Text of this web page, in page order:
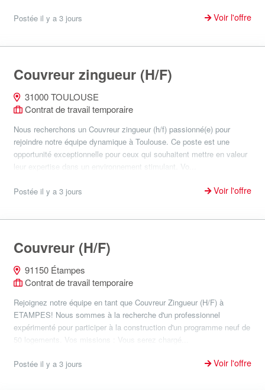
Postée il y a 3 jours Voir l'offre
Couvreur zingueur (H/F)
31000 TOULOUSE
Contrat de travail temporaire
Nous recherchons un Couvreur zingueur (h/f) passionné(e) pour
rejoindre notre équipe dynamique à Toulouse. Ce poste est une
opportunité exceptionnelle pour ceux qui souhaitent mettre en valeur
leur expertise dans un environnement stimulant. Vo...
Postée il y a 3 jours Voir l'offre
Couvreur (H/F)
91150 Étampes
Contrat de travail temporaire
Rejoignez notre équipe en tant que Couvreur Zingueur (H/F) à
ETAMPES! Nous sommes à la recherche d'un professionnel
expérimenté pour participer à la construction d'un programme neuf de
50 logements. Vos missions : Vous serez chargé...
Postée il y a 3 jours Voir l'offre